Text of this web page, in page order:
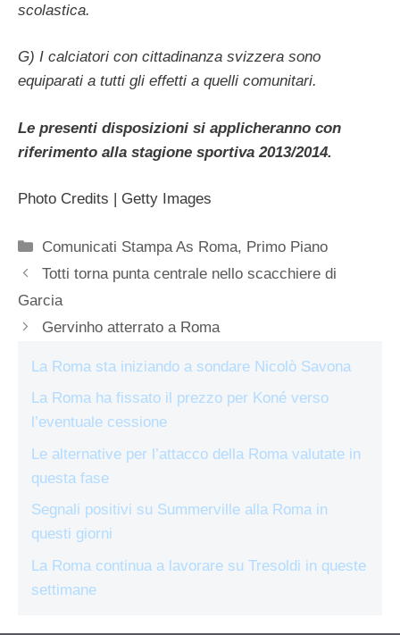
scolastica.
G) I calciatori con cittadinanza svizzera sono
equiparati a tutti gli effetti a quelli comunitari.
Le presenti disposizioni si applicheranno con
riferimento alla stagione sportiva 2013/2014.
Photo Credits | Getty Images
Categorie
Comunicati Stampa As Roma, Primo Piano
Totti torna punta centrale nello scacchiere di
Garcia
Gervinho atterrato a Roma
La Roma sta iniziando a sondare Nicolò Savona
La Roma ha fissato il prezzo per Koné verso
l’eventuale cessione
Le alternative per l’attacco della Roma valutate in
questa fase
Segnali positivi su Summerville alla Roma in
questi giorni
La Roma continua a lavorare su Tresoldi in queste
settimane